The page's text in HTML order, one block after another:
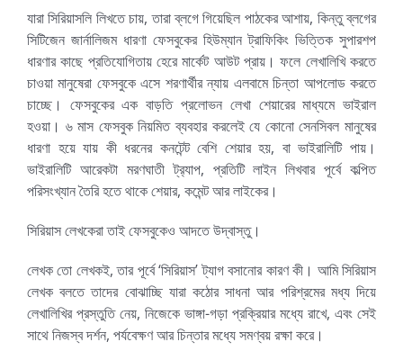
যারা সিরিয়াসলি লিখতে চায়, তারা ব্লগে গিয়েছিল পাঠকের আশায়, কিন্তু ব্লগের
সিটিজেন জার্নালিজম ধারণা ফেসবুকের হিউম্যান ট্রাফিকিং ভিত্তিক সুপারশপ
ধারণার কাছে প্রতিযোগিতায় হেরে মার্কেট আউট প্রায়। ফলে লেখালিখি করতে
চাওয়া মানুষেরা ফেসবুকে এসে শরণার্থীর ন্যায় এলবামে চিন্তা আপলোড করতে
চাচ্ছে। ফেসবুকের এক বাড়তি প্রলোভন লেখা শেয়ারের মাধ্যমে ভাইরাল
হওয়া। ৬ মাস ফেসবুক নিয়মিত ব্যবহার করলেই যে কোনো সেনসিবল মানুষের
ধারণা হয়ে যায় কী ধরনের কনটেন্ট বেশি শেয়ার হয়, বা ভাইরালিটি পায়।
ভাইরালিটি আরেকটা মরণঘাতী ট্র‍্যাপ, প্রতিটি লাইন লিখবার পূর্বে কল্পিত
পরিসংখ্যান তৈরি হতে থাকে শেয়ার, কমেন্ট আর লাইকের।
সিরিয়াস লেখকেরা তাই ফেসবুকেও আদতে উদ্বাস্তু।
লেখক তো লেখকই, তার পূর্বে ‘সিরিয়াস’ ট্যাগ বসানোর কারণ কী। আমি সিরিয়াস
লেখক বলতে তাদের বোঝাচ্ছি যারা কঠোর সাধনা আর পরিশ্রমের মধ্য দিয়ে
লেখালিখির প্রস্তুতি নেয়, নিজেকে ভাঙ্গা-গড়া প্রক্রিয়ার মধ্যে রাখে, এবং সেই
সাথে নিজস্ব দর্শন, পর্যবেক্ষণ আর চিন্তার মধ্যে সমণ্বয় রক্ষা করে।